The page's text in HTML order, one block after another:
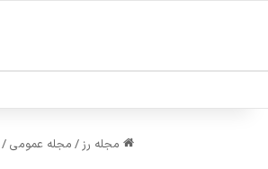
مجله رز/ مجله عمومی /